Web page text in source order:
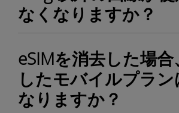
なくなりますか？
eSIMを消去した場合
したモバイルプラン
なりますか？